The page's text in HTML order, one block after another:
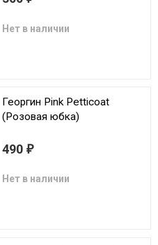
Нет в наличии
Георгин Pink Petticoat
(Розовая юбка)
490 ₽
Нет в наличии